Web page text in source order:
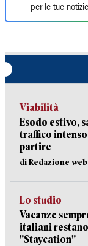
per le tue
Viabilità
Esodo estivo,
traffico
partire
di Redazione web
Lo studio
Vacanze
italiani restano
"Staycation"